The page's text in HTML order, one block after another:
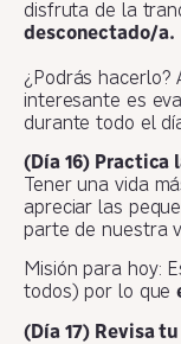
disfruta de la
desconectado/a.
¿Podrás hacerlo?
interesante es
durante todo el
(Día 16) Practica
Tener una vida
apreciar las
parte de nuestra
Misión para hoy:
todos) por lo que
(Día 17) Revisa